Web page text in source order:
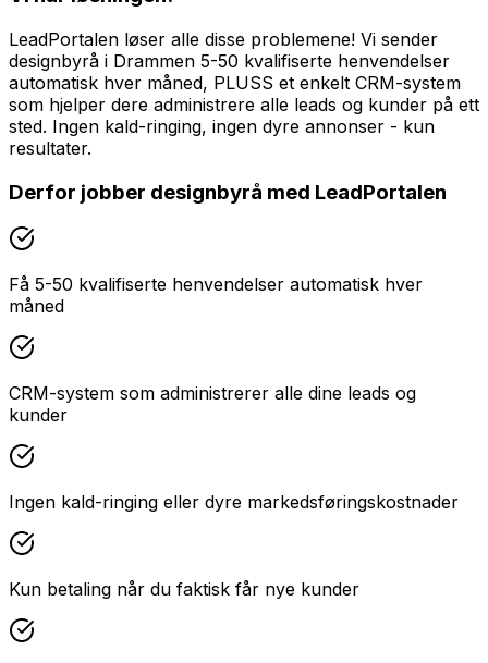
LeadPortalen løser alle disse problemene! Vi sender
designbyrå i Drammen 5-50 kvalifiserte henvendelser
automatisk hver måned, PLUSS et enkelt CRM-system
som hjelper dere administrere alle leads og kunder på ett
sted. Ingen kald-ringing, ingen dyre annonser - kun
resultater.
Derfor jobber designbyrå med LeadPortalen
Få 5-50 kvalifiserte henvendelser automatisk hver
måned
CRM-system som administrerer alle dine leads og
kunder
Ingen kald-ringing eller dyre markedsføringskostnader
Kun betaling når du faktisk får nye kunder